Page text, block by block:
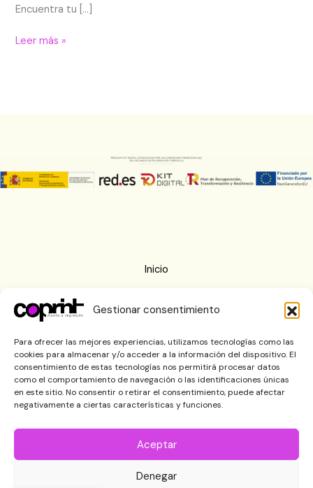
Gestionar consentimiento
Para ofrecer las mejores experiencias, utilizamos tecnologías como las
cookies para almacenar y/o acceder a la información del dispositivo. El
consentimiento de estas tecnologías nos permitirá procesar datos
como el comportamiento de navegación o las identificaciones únicas
en este sitio. No consentir o retirar el consentimiento, puede afectar
negativamente a ciertas características y funciones.
Aceptar
Denegar
Encuentra tu […]
Leer más »
Inicio
Imprenta
Blog
Contactar